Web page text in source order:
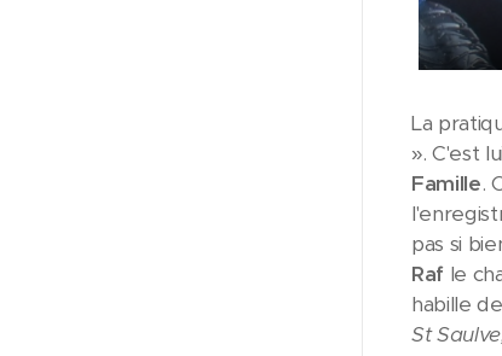
La
». C'est
Famille.
pas si
Rafle
habille
St